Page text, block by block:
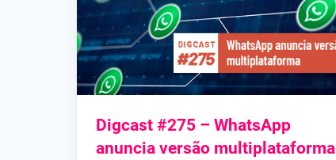
Digcast #275 – WhatsApp
anuncia versão multiplataforma